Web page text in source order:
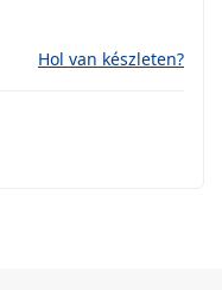
Hol van készleten?